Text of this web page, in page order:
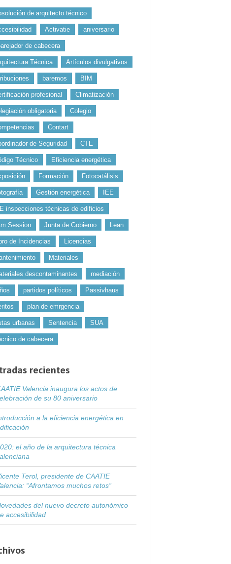
de arquitecto técnico
Activatie aniversario
de cabecera
Técnica Artículos divulgativos
baremos BIM
profesional Climatización
obligatoria Colegio
Contart
de Seguridad CTE
Técnico Eficiencia energética
Formación Fotocatálisis
Gestión energética IEE
inspecciones técnicas de edificios
Session Junta de Gobierno Lean
de Incidencias Licencias
Materiales
descontaminantes mediación
partidos políticos Passivhaus
plan de emrgencia
urbanas Sentencia SUA
de cabecera
recientes
Valencia inaugura los actos de
de su 80 aniversario
a la eficiencia energética en
el año de la arquitectura técnica
Terol, presidente de CAATIE
“Afrontamos muchos retos”
del nuevo decreto autonómico
accesibilidad